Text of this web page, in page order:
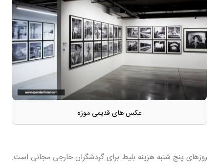
عکس های قدیمی موزه
روزهای پنج شنبه هزینه بلیط برای گردشگران خارجی مجانی است.